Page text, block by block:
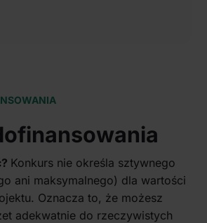
Konkurs nie określa sztywnego
ani maksymalnego) dla wartości
Oznacza to, że możesz
adekwatnie do rzeczywistych